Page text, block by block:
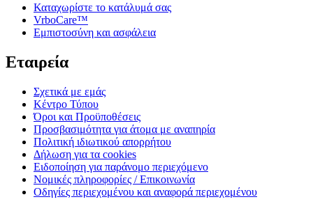
Καταχωρίστε το κατάλυμά σας
VrboCare™
Εμπιστοσύνη και ασφάλεια
Εταιρεία
Σχετικά με εμάς
Κέντρο Τύπου
Όροι και Προϋποθέσεις
Προσβασιμότητα για άτομα με αναπηρία
Πολιτική ιδιωτικού απορρήτου
Δήλωση για τα cookies
Ειδοποίηση για παράνομο περιεχόμενο
Νομικές πληροφορίες / Επικοινωνία
Οδηγίες περιεχομένου και αναφορά περιεχομένου